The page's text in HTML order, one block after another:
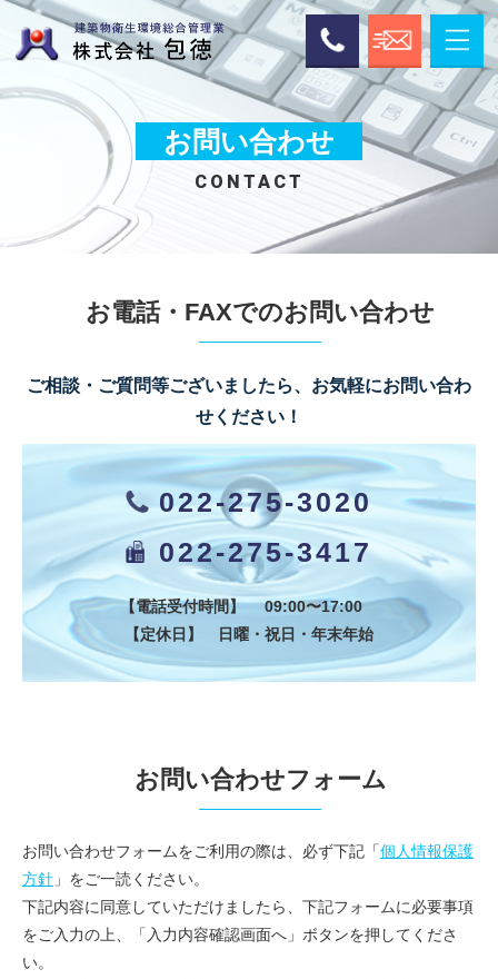
お問い合わせ
CONTACT
お電話・FAXでのお問い合わせ
ご相談・ご質問等ございましたら、お気軽にお問い合わ
せください！
022-275-3020
022-275-3417
【電話受付時間】 09:00〜17:00
【定休日】 日曜・祝日・年末年始
お問い合わせフォーム
お問い合わせフォームをご利用の際は、必ず下記「個人情報保護
方針 」をご一読ください。
下記内容に同意していただけましたら、下記フォームに必要事項
をご入力の上、「入力内容確認画面へ」ボタンを押してくださ
い。